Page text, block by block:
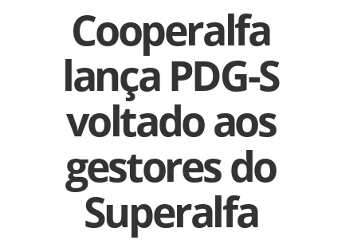
Cooperalfa
lança PDG-S
voltado aos
gestores do
Superalfa